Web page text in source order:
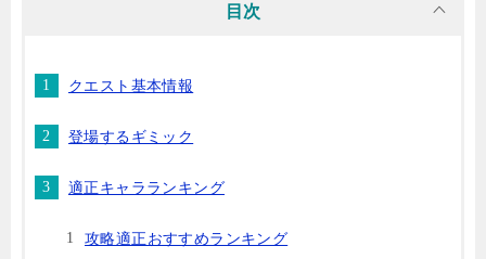
目次
クエスト基本情報
登場するギミック
適正キャラランキング
攻略適正おすすめランキング